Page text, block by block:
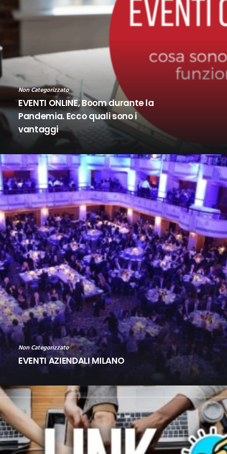
Non Categorizzato
EVENTI ONLINE, Boom durante la
Pandemia. Ecco quali sono i
vantaggi
Non Categorizzato
EVENTI AZIENDALI MILANO